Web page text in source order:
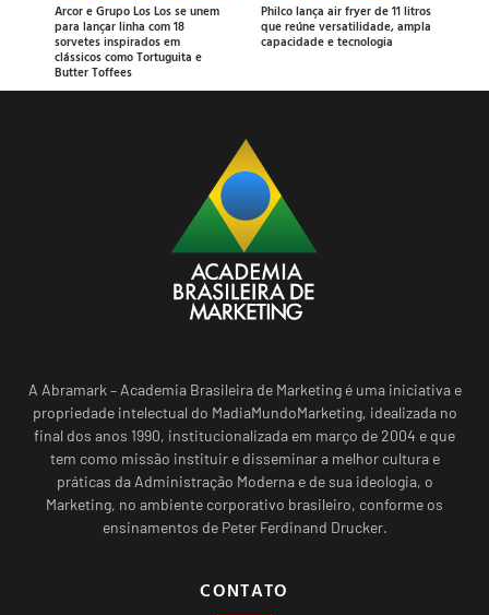
Arcor e Grupo Los Los se unem
para lançar linha com 18
sorvetes inspirados em
clássicos como Tortuguita e
Butter Toffees
Philco lança air fryer de 11 litros
que reúne versatilidade, ampla
capacidade e tecnologia
A Abramark – Academia Brasileira de Marketing é uma iniciativa e
propriedade intelectual do MadiaMundoMarketing, idealizada no
final dos anos 1990, institucionalizada em março de 2004 e que
tem como missão instituir e disseminar a melhor cultura e
práticas da Administração Moderna e de sua ideologia, o
Marketing, no ambiente corporativo brasileiro, conforme os
ensinamentos de Peter Ferdinand Drucker.
CONTATO